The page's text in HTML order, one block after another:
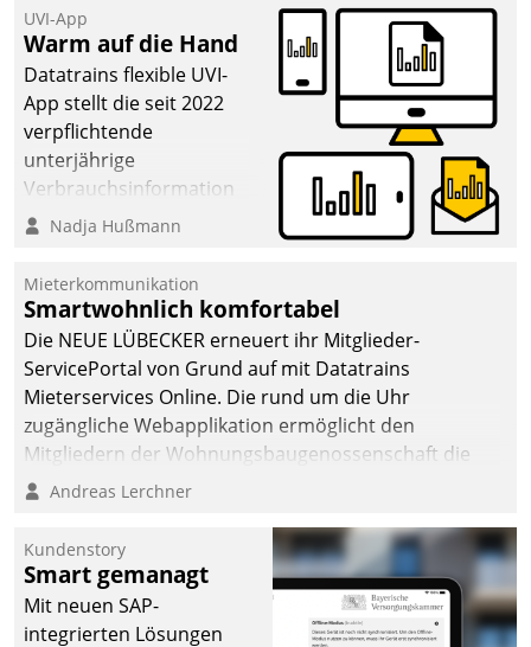
UVI-App
Warm auf die Hand
Datatrains flexible UVI-
App stellt die seit 2022
verpflichtende
unterjährige
Verbrauchsinformation
schnell, zuverlässig und
Die monatlichen
Mitteilungen zum
Heizungs- und
Wasserverbrauch gehen
automatisiert, vollständig
und auf Wunsch über
mehrere zuvor
Kommunikationswege bei
Nadja Hußmann
Mieterkommunikation
Smartwohnlich komfortabel
Die NEUE LÜBECKER erneuert ihr Mitglieder-
ServicePortal von Grund auf mit Datatrains
Mieterservices Online. Die rund um die Uhr
zugängliche Webapplikation ermöglicht den
Mitgliedern der Wohnungs­bau­genossenschaft die
Kontaktaufnahme per Smartphone, Tablet oder PC.
Andreas Lerchner
Kundenstory
Smart gemanagt
Mit neuen SAP-
integrierten Lösungen